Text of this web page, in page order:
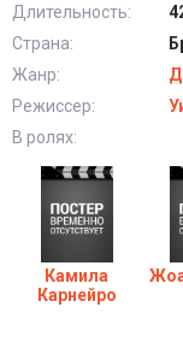
Длительность:
Страна:
Жанр:
Режиссер:
В ролях:
Камила
Карнейро